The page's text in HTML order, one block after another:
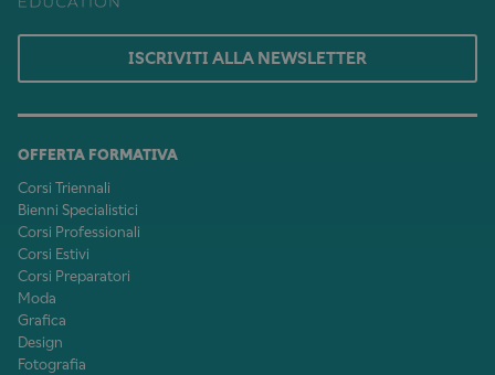
ISCRIVITI ALLA NEWSLETTER
OFFERTA FORMATIVA
Corsi Triennali
Bienni Specialistici
Corsi Professionali
Corsi Estivi
Corsi Preparatori
Moda
Grafica
Design
Fotografia